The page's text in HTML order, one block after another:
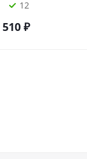
12
510₽